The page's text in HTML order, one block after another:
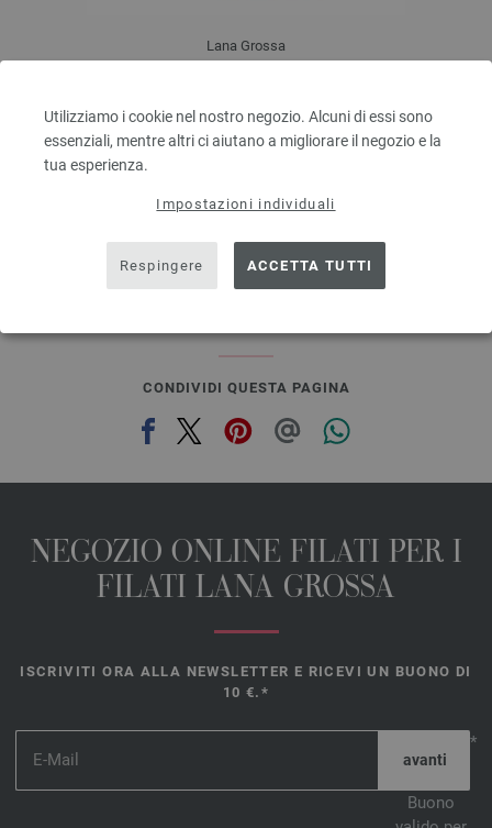
Utilizziamo i cookie nel nostro negozio. Alcuni di essi sono
essenziali, mentre altri ci aiutano a migliorare il negozio e la
tua esperienza.
Impostazioni individuali
Respingere ACCETTA TUTTI
Lana Grossa
Quantità in metri: ca. 80 m / 50 g
Dimensioni d’aghi: 4,5 - 5,5
escl. IVA., più. spese di spedizione, Prezzo di base:
CONDIVIDI QUESTA PAGINA
NEGOZIO ONLINE FILATI PER I
FILATI LANA GROSSA
ISCRIVITI ORA ALLA NEWSLETTER E RICEVI UN BUONO DI
10 €.*
*
Buono